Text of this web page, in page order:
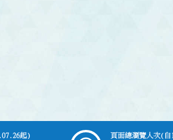
起) 頁面總瀏覽人次(自